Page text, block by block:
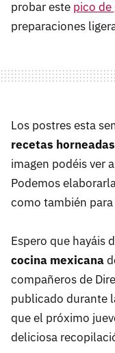
probar este pico de
preparaciones
Los postres esta
recetas horneadas
imagen podéis ver
Podemos
como también
Espero que hayáis
cocina mexicana
compañeros de
publicado durante
que el próximo
deliciosa